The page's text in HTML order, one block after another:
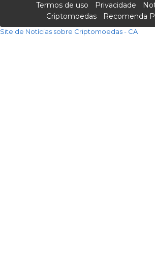
Termos de uso
Privacidade
Criptomoedas
Recomenda
Site de Notícias sobre Criptomoedas - CA